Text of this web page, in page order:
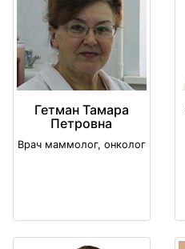
Гетман Тамара
Петровна
Врач маммолог, онколог